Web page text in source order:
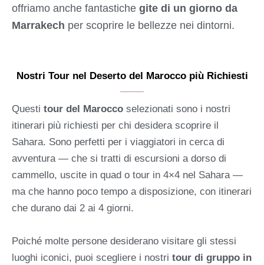
offriamo anche fantastiche gite di un giorno da
Marrakech per scoprire le bellezze nei dintorni.
Nostri Tour nel Deserto del Marocco più Richiesti
Questi tour del Marocco selezionati sono i nostri
itinerari più richiesti per chi desidera scoprire il
Sahara. Sono perfetti per i viaggiatori in cerca di
avventura — che si tratti di escursioni a dorso di
cammello, uscite in quad o tour in 4×4 nel Sahara —
ma che hanno poco tempo a disposizione, con itinerari
che durano dai 2 ai 4 giorni.
Poiché molte persone desiderano visitare gli stessi
luoghi iconici, puoi scegliere i nostri tour di gruppo in